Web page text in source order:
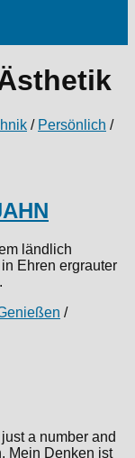
/ Persönlich /
ländlich
Ehren ergrauter
/
a number and
Mein Denken ist